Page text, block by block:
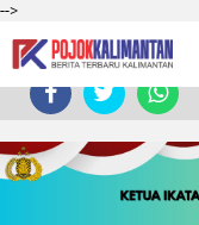
-->